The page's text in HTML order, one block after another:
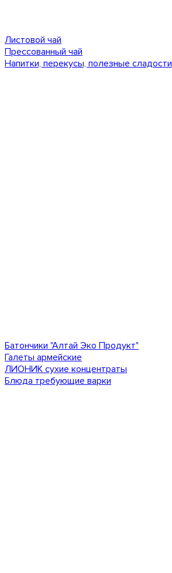
Листовой чай
Прессованный чай
Напитки, перекусы, полезные сладости
Батончики "Алтай Эко Продукт"
Галеты армейские
ЛИОНИК сухие концентраты
Блюда требующие варки